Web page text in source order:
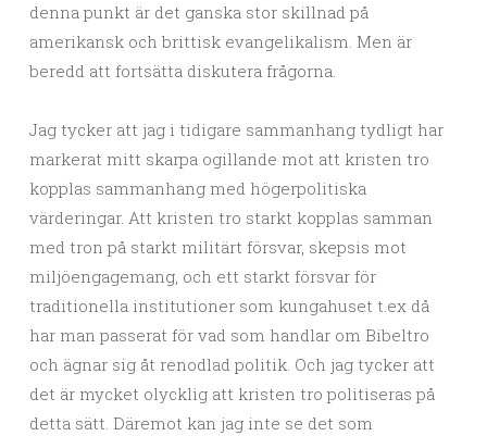
denna punkt är det ganska stor skillnad på
amerikansk och brittisk evangelikalism. Men är
beredd att fortsätta diskutera frågorna.
Jag tycker att jag i tidigare sammanhang tydligt har
markerat mitt skarpa ogillande mot att kristen tro
kopplas sammanhang med högerpolitiska
värderingar. Att kristen tro starkt kopplas samman
med tron på starkt militärt försvar, skepsis mot
miljöengagemang, och ett starkt försvar för
traditionella institutioner som kungahuset t.ex då
har man passerat för vad som handlar om Bibeltro
och ägnar sig åt renodlad politik. Och jag tycker att
det är mycket olycklig att kristen tro politiseras på
detta sätt. Däremot kan jag inte se det som